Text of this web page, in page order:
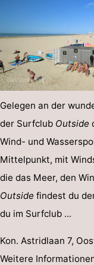
Gelegen an der
der Surfclub Outside
Wind- und
Mittelpunkt, mit
die das Meer, den
Outside findest du
du im Surfclub ...
Kon. Astridlaan 7,
Weitere